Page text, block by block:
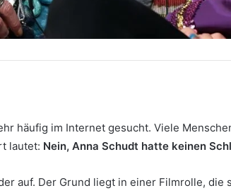
häufig im Internet gesucht. Viele
lautet: Nein, Anna Schudt hatte keinen
auf. Der Grund liegt in einer Filmrolle,